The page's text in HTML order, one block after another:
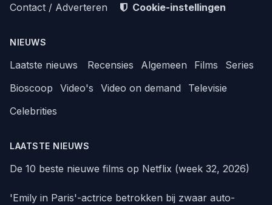
Contact / Adverteren
Cookie-instellingen
NIEUWS
Laatste nieuws Recensies Algemeen Films
Series
Bioscoop
Video's Video on demand
Televisie
Celebrities
LAATSTE NIEUWS
De 10 beste nieuwe films op Netflix (week 32, 2026)
'Emily in Paris'-actrice betrokken bij zwaar auto-